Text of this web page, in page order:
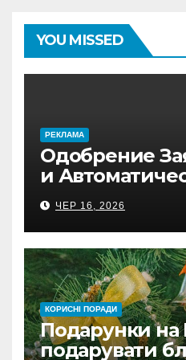
YOU MISSED
PЕКЛАМА
Одобрение
и
на Банковский
Проверь
ЧЕР 16, 2026
КОРИСНІ ПОРАДИ
Подарунки на
подарувати